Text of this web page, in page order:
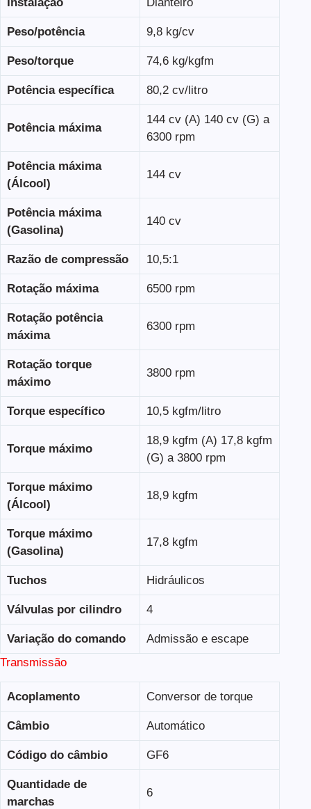
Peso/potência 9,8 kg/cv
Peso/torque 74,6 kg/kgfm
Potência específica 80,2 cv/litro
Potência máxima
144 cv (A) 140 cv (G) a
6300 rpm
Potência máxima
(Álcool)
144 cv
Potência máxima
(Gasolina)
140 cv
Razão de compressão 10,5:1
Rotação máxima 6500 rpm
Rotação potência
máxima
6300 rpm
Rotação torque
máximo
3800 rpm
Torque específico 10,5 kgfm/litro
Torque máximo
18,9 kgfm (A) 17,8 kgfm
(G) a 3800 rpm
Torque máximo
(Álcool)
18,9 kgfm
Torque máximo
(Gasolina)
17,8 kgfm
Tuchos Hidráulicos
Válvulas por cilindro 4
Variação do comando
Admissão e escape
Transmissão
Acoplamento Conversor de torque
Câmbio Automático
Código do câmbio GF6
Quantidade de
marchas
6